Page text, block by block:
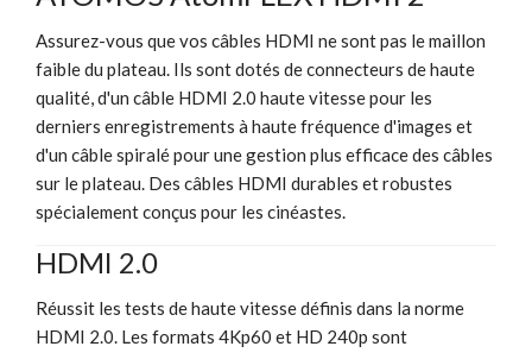
Assurez-vous que vos câbles HDMI ne sont pas le maillon
faible du plateau. Ils sont dotés de connecteurs de haute
qualité, d'un câble HDMI 2.0 haute vitesse pour les
derniers enregistrements à haute fréquence d'images et
d'un câble spiralé pour une gestion plus efficace des câbles
sur le plateau. Des câbles HDMI durables et robustes
spécialement conçus pour les cinéastes.
HDMI 2.0
Réussit les tests de haute vitesse définis dans la norme
HDMI 2.0. Les formats 4Kp60 et HD 240p sont